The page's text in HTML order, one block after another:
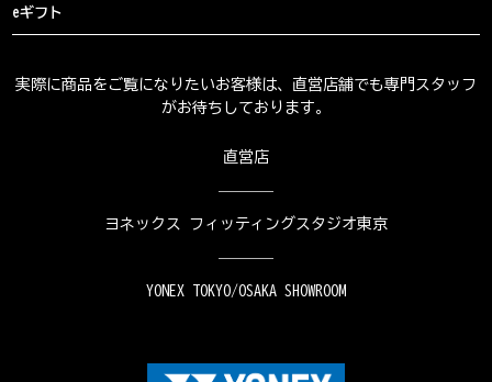
eギフト
実際に商品をご覧になりたいお客様は、直営店舗でも専門スタッフ
がお待ちしております。
直営店
ヨネックス フィッティングスタジオ東京
YONEX TOKYO/OSAKA SHOWROOM